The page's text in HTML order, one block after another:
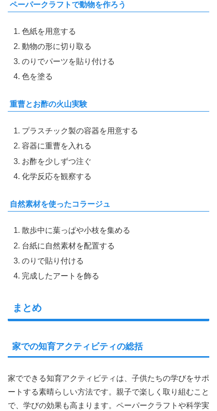
ペーパークラフトで動物を作ろう
色紙を用意する
動物の形に切り取る
のりでパーツを貼り付ける
色を塗る
重曹とお酢の火山実験
プラスチック製の容器を用意する
容器に重曹を入れる
お酢を少しずつ注ぐ
化学反応を観察する
自然素材を使ったコラージュ
散歩中に葉っぱや小枝を集める
台紙に自然素材を配置する
のりで貼り付ける
完成したアートを飾る
まとめ
家での知育アクティビティの総括
家でできる知育アクティビティは、子供たちの学びをサポ
ートする素晴らしい方法です。親子で楽しく取り組むこと
で、学びの効果も高まります。ペーパークラフトや科学実